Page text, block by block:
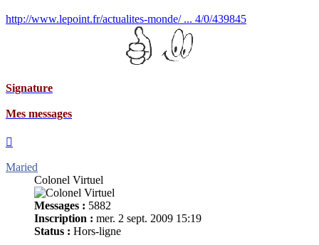
http://www.lepoint.fr/actualites-monde/ ... 4/0/439845
Maried
Colonel Virtuel
Messages : 5882
Inscription : mer. 2 sept. 2009 15:19
Status : Hors-ligne